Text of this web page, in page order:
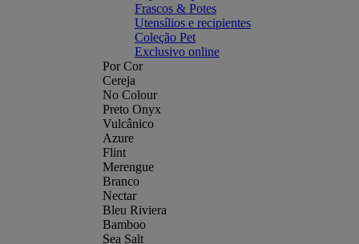
Frascos & Potes
Utensílios e recipientes
Coleção Pet
Exclusivo online
Por Cor
Cereja
No Colour
Preto Onyx
Vulcânico
Azure
Flint
Merengue
Branco
Nectar
Bleu Riviera
Bamboo
Sea Salt